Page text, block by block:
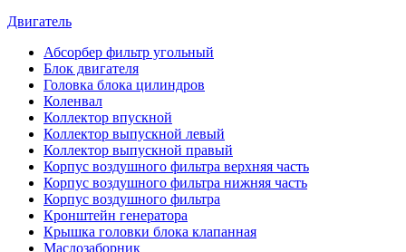
Двигатель
Абсорбер фильтр угольный
Блок двигателя
Головка блока цилиндров
Коленвал
Коллектор впускной
Коллектор выпускной левый
Коллектор выпускной правый
Корпус воздушного фильтра верхняя часть
Корпус воздушного фильтра нижняя часть
Корпус воздушного фильтра
Кронштейн генератора
Крышка головки блока клапанная
Маслозаборник